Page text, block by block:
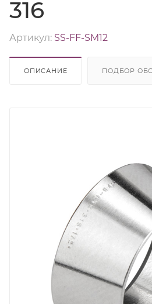
316
Артикул: SS-FF-SM12
ОПИСАНИЕ ПОДБОР